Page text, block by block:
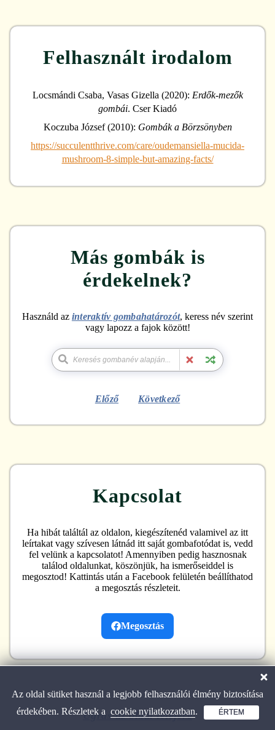
Felhasznált irodalom
Locsmándi Csaba, Vasas Gizella (2020): Erdők-mezők
gombái. Cser Kiadó
Koczuba József (2010): Gombák a Börzsönyben
https://succulentthrive.com/care/oudemansiella-mucida-
mushroom-8-simple-but-amazing-facts/
Más gombák is
érdekelnek?
Használd az interaktív gombahatározót, keress név szerint
vagy lapozz a fajok között!
Előző Következő
Kapcsolat
Ha hibát találtál az oldalon, kiegészítenéd valamivel az itt
leírtakat vagy szívesen látnád itt saját gombafotódat is, vedd
fel velünk a kapcsolatot! Amennyiben pedig hasznosnak
találod oldalunkat, köszönjük, ha ismerőseiddel is
megosztod! Kattintás után a Facebook felületén beállíthatod
a megosztás részleteit.
Megosztás
Ugrás az oldal tetejére
Az oldal sütiket használ a legjobb felhasználói élmény biztosítása
érdekében. Részletek a cookie nyilatkozatban. ÉRTEM